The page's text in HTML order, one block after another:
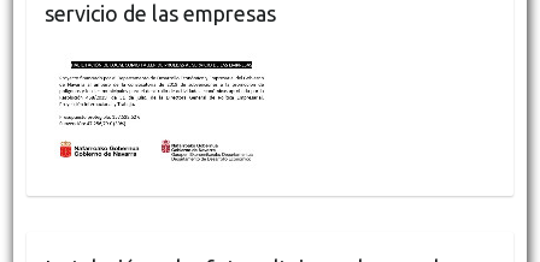
servicio de las empresas